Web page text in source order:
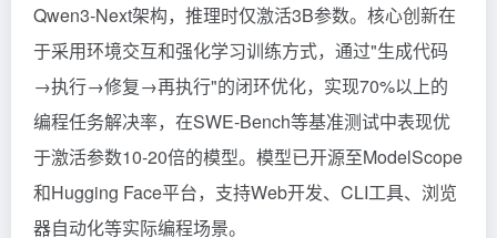
Qwen3-Next架构，推理时仅激活3B参数。核心创新在
于采用环境交互和强化学习训练方式，通过"生成代码
→执行→修复→再执行"的闭环优化，实现70%以上的
编程任务解决率，在SWE-Bench等基准测试中表现优
于激活参数10-20倍的模型。模型已开源至ModelScope
和Hugging Face平台，支持Web开发、CLI工具、浏览
器自动化等实际编程场景。